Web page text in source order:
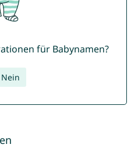
für Babynamen?
Nein